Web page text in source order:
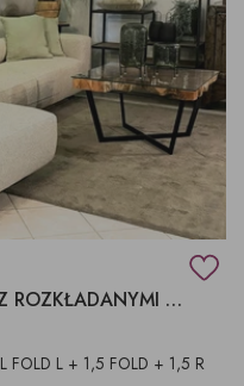
VESTA FOLD SOFA NAROŻNA Z ROZKŁADANYMI ZAGŁÓWKAMI
FOLD L + 1,5 FOLD + 1,5 R